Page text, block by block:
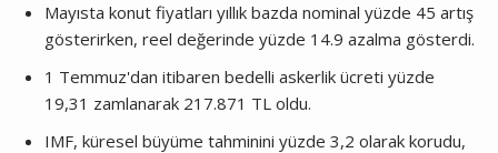
Mayısta konut fiyatları yıllık bazda nominal yüzde 45 artış
gösterirken, reel değerinde yüzde 14.9 azalma gösterdi.
1 Temmuz'dan itibaren bedelli askerlik ücreti yüzde
19,31 zamlanarak 217.871 TL oldu.
IMF, küresel büyüme tahminini yüzde 3,2 olarak korudu,